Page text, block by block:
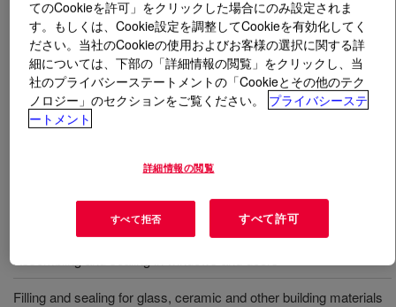
とはDOWSIL™ GP Plus Silicone Sealant?
Highly Effective Silicone Sealant is a fast curing, high
strength, versatile and durable gel for glass sealing and
general building materials.
Assembling and sealing in glass cabinets and show room
Filling and sealing for glass, ceramic and other building materials
てのCookieを許可」をクリックした場合にのみ設定されま
す。もしくは、Cookie設定を調整してCookieを有効化してく
ださい。当社のCookieの使用およびお客様の選択に関する詳
細については、下部の「詳細情報の閲覧」をクリックし、当
社のプライバシーステートメントの「Cookieとその他のテク
ノロジー」のセクションをご覧ください。
プライバシーステ
ートメント
詳細情報の閲覧
すべて拒否 すべて許可